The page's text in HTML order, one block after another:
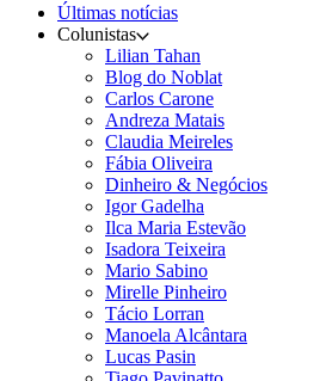
Últimas notícias
Colunistas
Lilian Tahan
Blog do Noblat
Carlos Carone
Andreza Matais
Claudia Meireles
Fábia Oliveira
Dinheiro & Negócios
Igor Gadelha
Ilca Maria Estevão
Isadora Teixeira
Mario Sabino
Mirelle Pinheiro
Tácio Lorran
Manoela Alcântara
Lucas Pasin